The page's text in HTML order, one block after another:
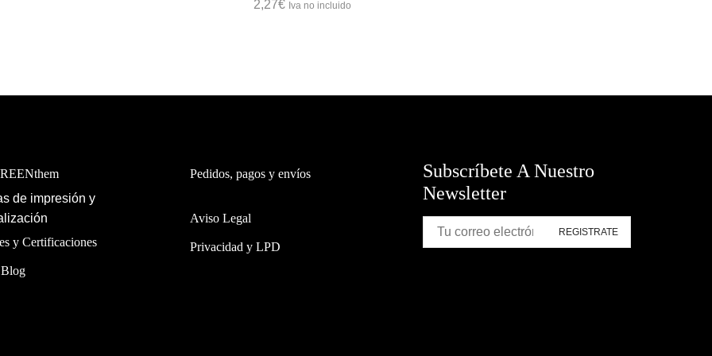
2,27€ Iva no incluido
de impresión y
y Certificaciones
Pedidos, pagos y envíos
Aviso Legal
Privacidad y LPD
Subscríbete A Nuestro
Newsletter